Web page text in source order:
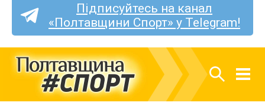
Підписуйтесь на канал
«Полтавщини Спорт» у Telegram!